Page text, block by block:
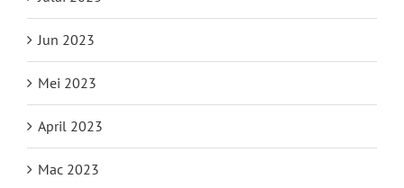
Jun 2023
Mei 2023
April 2023
Mac 2023